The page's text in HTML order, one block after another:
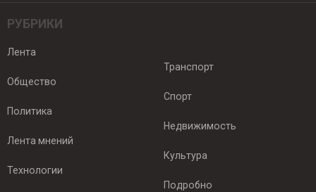
РУБРИКИ
Лента
Общество
Политика
Лента мнений
Технологии
Транспорт
Спорт
Недвижимость
Культура
Подробно